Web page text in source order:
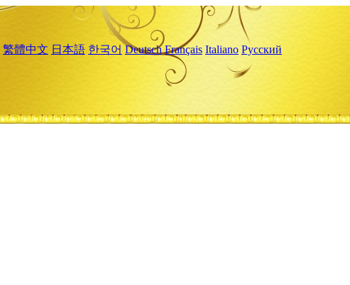
繁體中文 日本語 한국어 Deutsch Français Italiano Русский